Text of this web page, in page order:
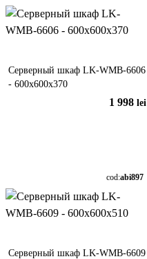
Серверный шкаф LK-WMB-6606
- 600x600x370
1 998 lei
cod:abi897
Серверный шкаф LK-WMB-6609